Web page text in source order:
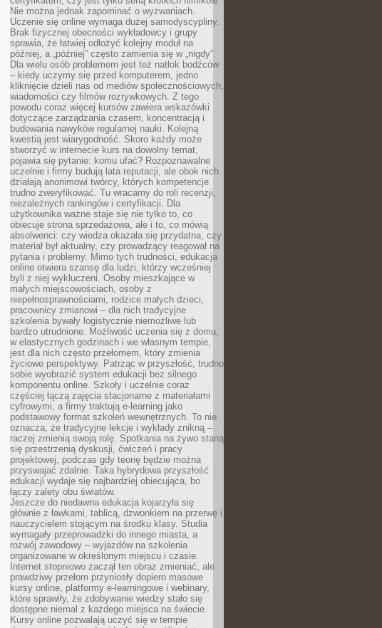
Nie można jednak zapominać o wyzwaniach.
Uczenie się online wymaga dużej samodyscypliny.
Brak fizycznej obecności wykładowcy i grupy
sprawia, że łatwiej odłożyć kolejny moduł na
później, a „później” często zamienia się w „nigdy”.
Dla wielu osób problemem jest też natłok bodźców
– kiedy uczymy się przed komputerem, jedno
kliknięcie dzieli nas od mediów społecznościowych,
wiadomości czy filmów rozrywkowych. Z tego
powodu coraz więcej kursów zawiera wskazówki
dotyczące zarządzania czasem, koncentracją i
budowania nawyków regularnej nauki. Kolejną
kwestią jest wiarygodność. Skoro każdy może
stworzyć w internecie kurs na dowolny temat,
pojawia się pytanie: komu ufać? Rozpoznawalne
uczelnie i firmy budują lata reputacji, ale obok nich
działają anonimowi twórcy, których kompetencje
trudno zweryfikować. Tu wracamy do roli recenzji,
niezależnych rankingów i certyfikacji. Dla
użytkownika ważne staje się nie tylko to, co
obiecuje strona sprzedażowa, ale i to, co mówią
absolwenci: czy wiedza okazała się przydatna, czy
materiał był aktualny, czy prowadzący reagował na
pytania i problemy. Mimo tych trudności, edukacja
online otwiera szansę dla ludzi, którzy wcześniej
byli z niej wykluczeni. Osoby mieszkające w
małych miejscowościach, osoby z
niepełnosprawnościami, rodzice małych dzieci,
pracownicy zmianowi – dla nich tradycyjne
szkolenia bywały logistycznie niemożliwe lub
bardzo utrudnione. Możliwość uczenia się z domu,
w elastycznych godzinach i we własnym tempie,
jest dla nich często przełomem, który zmienia
życiowe perspektywy. Patrząc w przyszłość, trudno
sobie wyobrazić system edukacji bez silnego
komponentu online. Szkoły i uczelnie coraz
częściej łączą zajęcia stacjonarne z materiałami
cyfrowymi, a firmy traktują e-learning jako
podstawowy format szkoleń wewnętrznych. To nie
oznacza, że tradycyjne lekcje i wykłady znikną –
raczej zmienią swoją rolę. Spotkania na żywo staną
się przestrzenią dyskusji, ćwiczeń i pracy
projektowej, podczas gdy teorię będzie można
przyswajać zdalnie. Taka hybrydowa przyszłość
edukacji wydaje się najbardziej obiecująca, bo
łączy zalety obu światów.
Jeszcze do niedawna edukacja kojarzyła się
głównie z ławkami, tablicą, dzwonkiem na przerwę i
nauczycielem stojącym na środku klasy. Studia
wymagały przeprowadzki do innego miasta, a
rozwój zawodowy – wyjazdów na szkolenia
organizowane w określonym miejscu i czasie.
Internet stopniowo zaczął ten obraz zmieniać, ale
prawdziwy przełom przyniosły dopiero masowe
kursy online, platformy e-learningowe i webinary,
które sprawiły, że zdobywanie wiedzy stało się
dostępne niemal z każdego miejsca na świecie.
Kursy online pozwalają uczyć się w tempie